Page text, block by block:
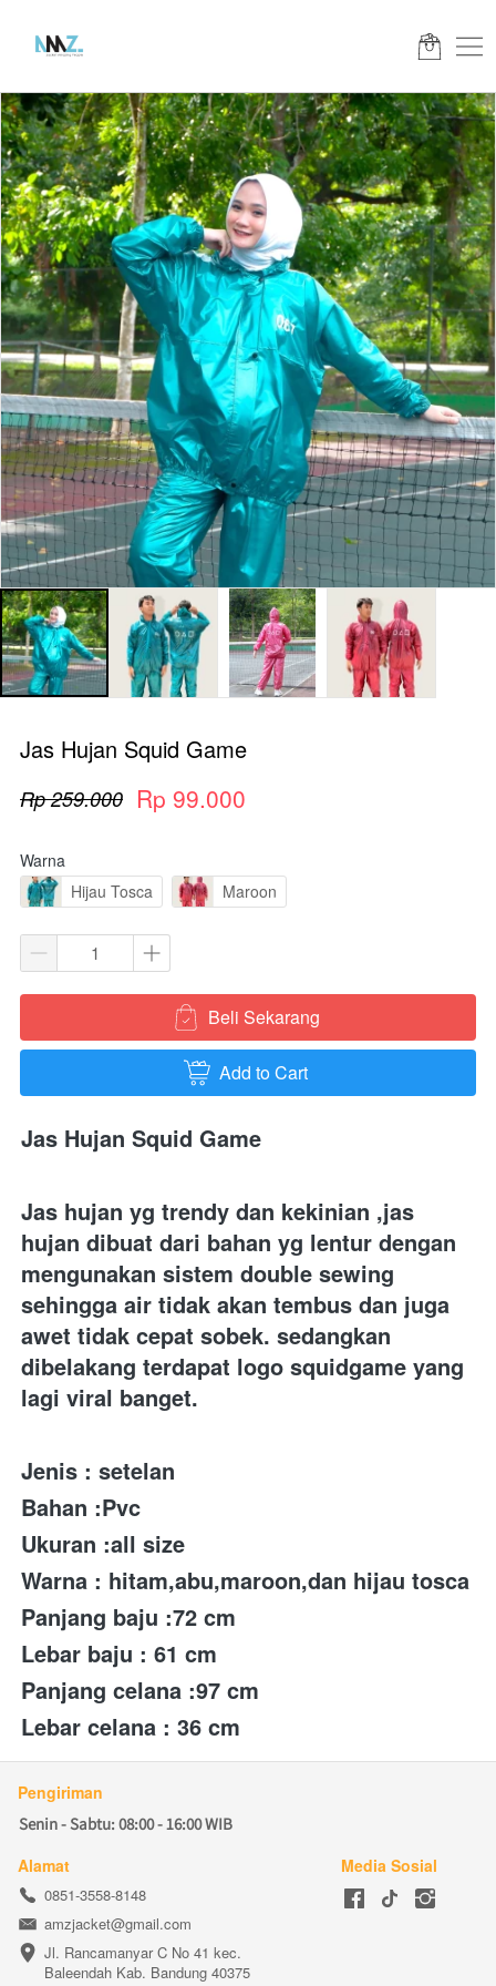
Jas Hujan Squid Game
Rp 259.000 Rp 99.000
Warna
Hijau Tosca
Maroon
` Beli Sekarang
` Add to Cart
Jas Hujan Squid Game
Jas hujan yg trendy dan kekinian ,jas
hujan dibuat dari bahan yg lentur dengan
mengunakan sistem double sewing
sehingga air tidak akan tembus dan juga
awet tidak cepat sobek. sedangkan
dibelakang terdapat logo squidgame yang
lagi viral banget.
Jenis : setelan
Bahan :Pvc
Ukuran :all size
Warna : hitam,abu,maroon,dan hijau tosca
Panjang baju :72 cm
Lebar baju : 61 cm
Panjang celana :97 cm
Lebar celana : 36 cm
Pengiriman
Senin - Sabtu: 08:00 - 16:00 WIB
Alamat
0851-3558-8148
amzjacket@gmail.com
Jl. Rancamanyar C No 41 kec.
Baleendah Kab. Bandung 40375
Media Sosial